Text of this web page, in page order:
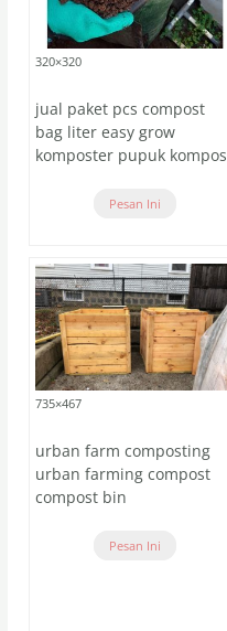
320×320
jual paket pcs compost
bag liter easy grow
komposter pupuk kompos
Pesan Ini
735×467
urban farm composting
urban farming compost
compost bin
Pesan Ini